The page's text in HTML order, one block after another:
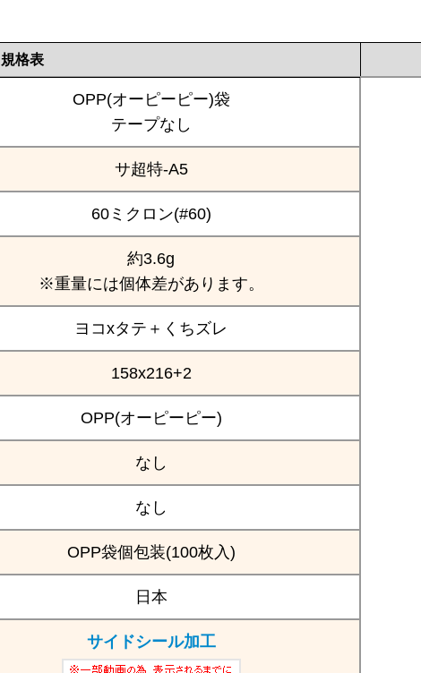
規格表
OPP(オーピーピー)袋
テープなし
サ超特-A5
60ミクロン(#60)
約3.6g
※重量には個体差があります。
ヨコxタテ＋くちズレ
158x216+2
OPP(オーピーピー)
なし
なし
OPP袋個包装(100枚入)
日本
サイドシール加工